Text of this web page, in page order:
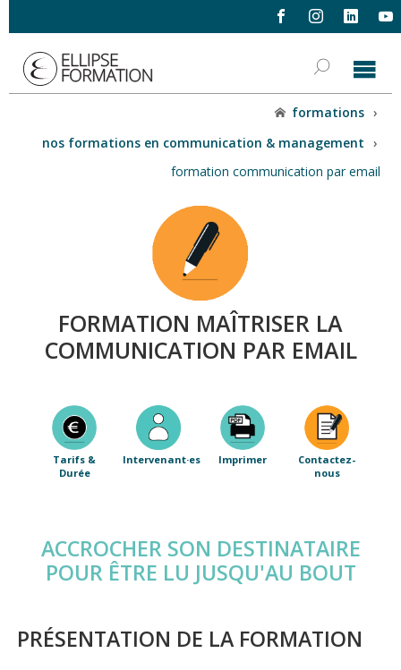
formations ›
nos formations en communication & management ›
formation communication par email
FORMATION MAÎTRISER LA
COMMUNICATION PAR EMAIL
Tarifs &
Durée
Intervenant·es Imprimer
Contactez-
nous
ACCROCHER SON DESTINATAIRE
POUR ÊTRE LU JUSQU'AU BOUT
PRÉSENTATION DE LA FORMATION